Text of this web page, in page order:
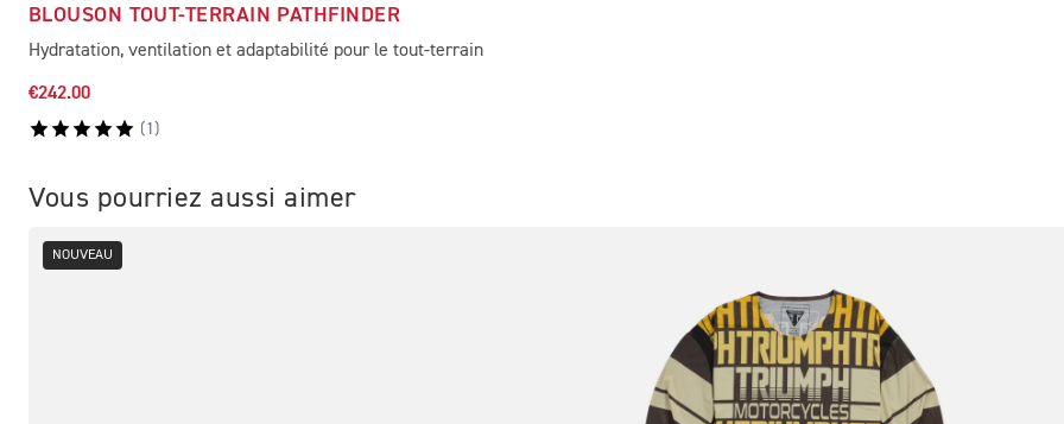
BLOUSON TOUT-TERRAIN PATHFINDER
Hydratation, ventilation et adaptabilité pour le tout-terrain
€242.00
( 1 )
Vous pourriez aussi aimer
NOUVEAU